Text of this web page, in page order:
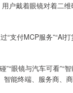
户戴着眼镜对着二
支付MCP服务”“AI
眼镜与汽车可看”“
能终端、服务商、